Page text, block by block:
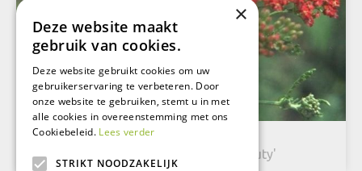
Gewoon duizendblad
Achillea millefolium 'Red Beauty'
×
Deze website maakt
gebruik van cookies.
Deze website gebruikt cookies om uw
gebruikerservaring te verbeteren. Door
onze website te gebruiken, stemt u in met
alle cookies in overeenstemming met ons
Cookiebeleid. Lees verder
STRIKT NOODZAKELIJK